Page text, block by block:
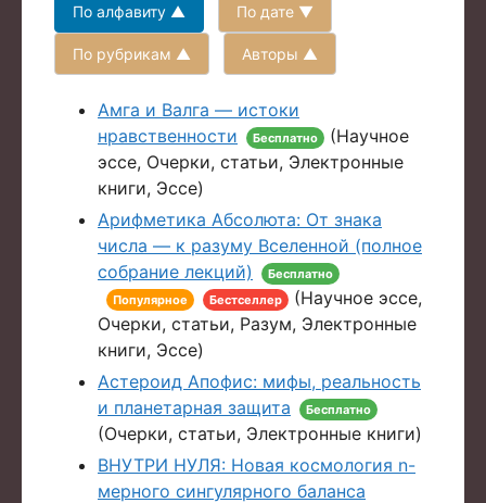
По алфавиту ▲ По дате ▼
По рубрикам ▲ Авторы ▲
Амга и Валга — истоки
нравственности
Бесплатно
(Научное
эссе, Очерки, статьи, Электронные
книги, Эссе)
Арифметика Абсолюта: От знака
числа — к разуму Вселенной (полное
собрание лекций)
Бесплатно
Популярное
Бестселлер
(Научное эссе,
Очерки, статьи, Разум, Электронные
книги, Эссе)
Астероид Апофис: мифы, реальность
и планетарная защита
Бесплатно
(Очерки, статьи, Электронные книги)
ВНУТРИ НУЛЯ: Новая космология n-
мерного сингулярного баланса